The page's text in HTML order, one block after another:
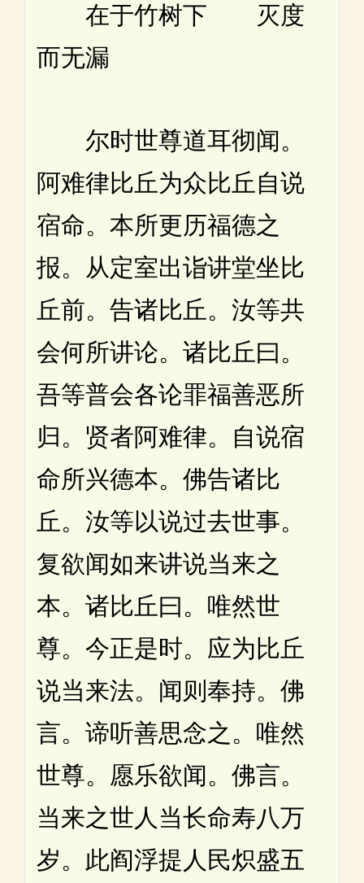
在于竹树下 灭度
而无漏
尔时世尊道耳彻闻。
阿难律比丘为众比丘自说
宿命。本所更历福德之
报。从定室出诣讲堂坐比
丘前。告诸比丘。汝等共
会何所讲论。诸比丘曰。
吾等普会各论罪福善恶所
归。贤者阿难律。自说宿
命所兴德本。佛告诸比
丘。汝等以说过去世事。
复欲闻如来讲说当来之
本。诸比丘曰。唯然世
尊。今正是时。应为比丘
说当来法。闻则奉持。佛
言。谛听善思念之。唯然
世尊。愿乐欲闻。佛言。
当来之世人当长命寿八万
岁。此阎浮提人民炽盛五